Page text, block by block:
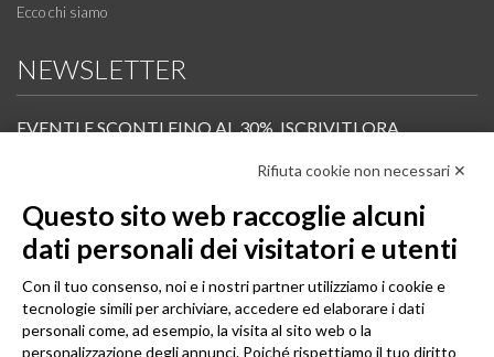
Ecco chi siamo
NEWSLETTER
EVENTI E SCONTI FINO AL 30%. ISCRIVITI ORA.
Scopri in anteprima i nuovi prodotti, le promozioni riservate ai professionisti e resta
Iscrivi alla Newsletter
SEGUICI
Rifiuta cookie non necessari ✕
Questo sito web raccoglie alcuni
dati personali dei visitatori e utenti
Con il tuo consenso, noi e i nostri partner utilizziamo i cookie e
tecnologie simili per archiviare, accedere ed elaborare i dati
personali come, ad esempio, la visita al sito web o la
personalizzazione degli annunci. Poiché rispettiamo il tuo diritto